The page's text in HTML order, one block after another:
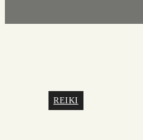
REIKI